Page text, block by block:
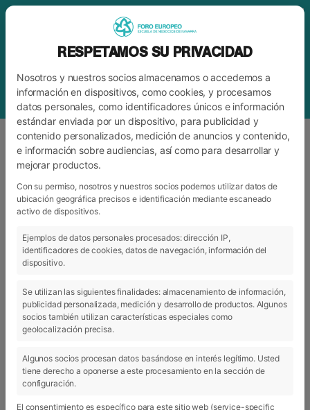
ETIQUETALA MEJOR SEMANA DEL AÑO
06 Feb 2018
RESPETAMOS SU PRIVACIDAD
Nosotros y nuestros socios almacenamos o accedemos a
información en dispositivos, como cookies, y procesamos
datos personales, como identificadores únicos e información
estándar enviada por un dispositivo, para publicidad y
contenido personalizados, medición de anuncios y contenido,
e información sobre audiencias, así como para desarrollar y
mejorar productos.
Con su permiso, nosotros y nuestros socios podemos utilizar datos de
ubicación geográfica precisos e identificación mediante escaneado
activo de dispositivos.
Ejemplos de datos personales procesados: dirección IP,
identificadores de cookies, datos de navegación, información del
dispositivo.
Se utilizan las siguientes finalidades: almacenamiento de información,
publicidad personalizada, medición y desarrollo de productos. Algunos
socios también utilizan características especiales como
geolocalización precisa.
Algunos socios procesan datos basándose en interés legítimo. Usted
tiene derecho a oponerse a este procesamiento en la sección de
configuración.
El consentimiento es específico para este sitio web (service-specific